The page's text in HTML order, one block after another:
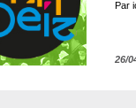
Par
26/